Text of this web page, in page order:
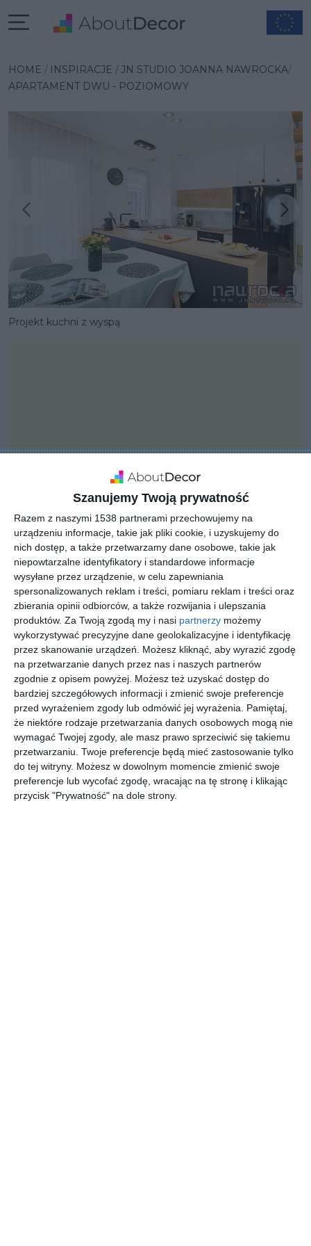
Szanujemy Twoją prywatność
Razem z naszymi 1538 partnerami przechowujemy na
urządzeniu informacje, takie jak pliki cookie, i uzyskujemy do
nich dostęp, a także przetwarzamy dane osobowe, takie jak
niepowtarzalne identyfikatory i standardowe informacje
wysyłane przez urządzenie, w celu zapewniania
spersonalizowanych reklam i treści, pomiaru reklam i treści oraz
zbierania opinii odbiorców, a także rozwijania i ulepszania
produktów. Za Twoją zgodą my i nasi partnerzy możemy
wykorzystywać precyzyjne dane geolokalizacyjne i identyfikację
przez skanowanie urządzeń. Możesz kliknąć, aby wyrazić zgodę
na przetwarzanie danych przez nas i naszych partnerów
zgodnie z opisem powyżej. Możesz też uzyskać dostęp do
bardziej szczegółowych informacji i zmienić swoje preferencje
przed wyrażeniem zgody lub odmówić jej wyrażenia.
Pamiętaj,
że niektóre rodzaje przetwarzania danych osobowych mogą nie
wymagać Twojej zgody, ale masz prawo sprzeciwić się takiemu
przetwarzaniu. Twoje preferencje będą mieć zastosowanie tylko
do tej witryny. Możesz w dowolnym momencie zmienić swoje
preferencje lub wycofać zgodę, wracając na tę stronę i klikając
przycisk "Prywatność" na dole strony.
HOME INSPIRACJE
JN STUDIO JOANNA NAWROCKA
APARTAMENT DWU - POZIOMOWY
Poprzednia inspiracja
Następna inspiracja
Projekt kuchni z wyspą
PROJEKT
Apartament dwu -
poziomowy
Aranżacja apartamentu dwu - poziomowego.
POKAŻ WIĘCEJ
AUTOR: JN Studio Joanna Nawrocka
Kategoria projektu
Mieszkanie
DODAJ DO ULUBIONYCH
Pozostałe zdjęcia w projekcie:
Apartament dwu -